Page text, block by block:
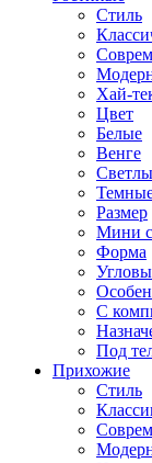
Стиль
Хай-
Цвет
Белые
Венге
Размер
Мини
Форма
С
Под
Прихожие
Стиль